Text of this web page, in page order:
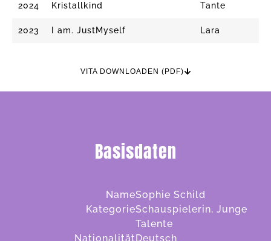
2024 Kristallkind Tante
2023 I am. JustMyself Lara
VITA DOWNLOADEN (PDF)
Basisdaten
NameSophie Schild
KategorieSchauspielerin, Junge
Talente
NationalitätDeutsch